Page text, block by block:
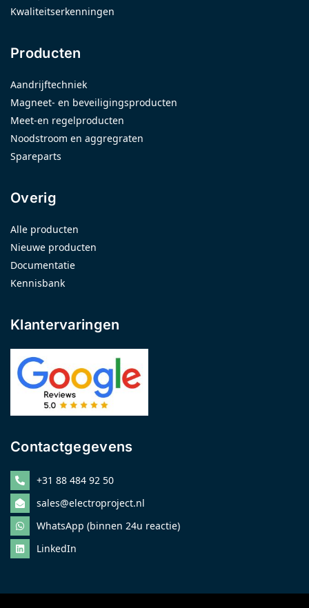
Kwaliteitserkenningen
Producten
Aandrijftechniek
Magneet- en beveiligingsproducten
Meet-en regelproducten
Noodstroom en aggregraten
Spareparts
Overig
Alle producten
Nieuwe producten
Documentatie
Kennisbank
Klantervaringen
Contactgegevens
+31 88 484 92 50
sales@electroproject.nl
WhatsApp (binnen 24u reactie)
LinkedIn